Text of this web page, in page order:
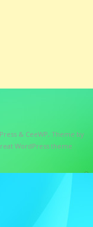
& CeeWP, Theme by
WordPress theme